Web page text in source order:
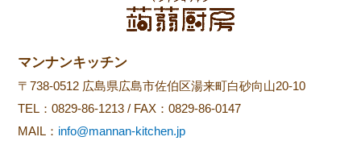
マンナンキッチン
〒738-0512 広島県広島市佐伯区湯来町白砂向山20-10
TEL：0829-86-1213 / FAX：0829-86-0147
MAIL： info@mannan-kitchen.jp